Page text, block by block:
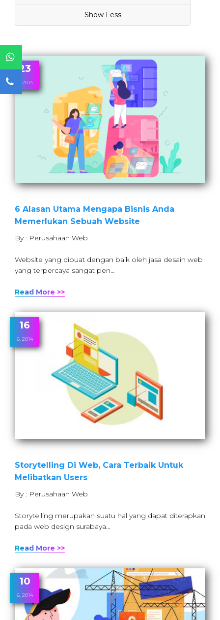
Show Less
23
6, 2014
6 Alasan Utama Mengapa Bisnis Anda
Memerlukan Sebuah Website
By : Perusahaan Web
Website yang dibuat dengan baik oleh jasa desain web
yang terpercaya sangat pen…
Read More >>
16
6, 2014
Storytelling Di Web, Cara Terbaik Untuk
Melibatkan Users
By : Perusahaan Web
Storytelling merupakan suatu hal yang dapat diterapkan
pada web design surabaya…
Read More >>
10
6, 2014